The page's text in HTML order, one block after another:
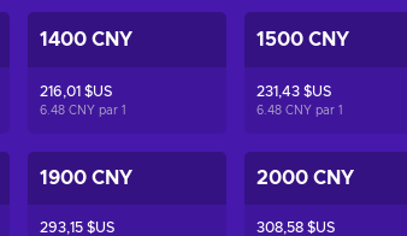
1400 CNY
216,01 $US
6.48 CNY par1
1500 CNY
231,43 $US
6.48 CNY par1
1900 CNY
293,15 $US
2000 CNY
308,58 $US